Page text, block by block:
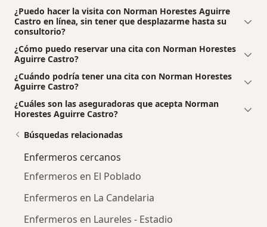
¿Puedo hacer la visita con Norman Horestes Aguirre
Castro en línea, sin tener que desplazarme hasta su
consultorio?
¿Cómo puedo reservar una cita con Norman Horestes
Aguirre Castro?
¿Cuándo podría tener una cita con Norman Horestes
Aguirre Castro?
¿Cuáles son las aseguradoras que acepta Norman
Horestes Aguirre Castro?
Búsquedas relacionadas
Enfermeros cercanos
Enfermeros en El Poblado
Enfermeros en La Candelaria
Enfermeros en Laureles - Estadio